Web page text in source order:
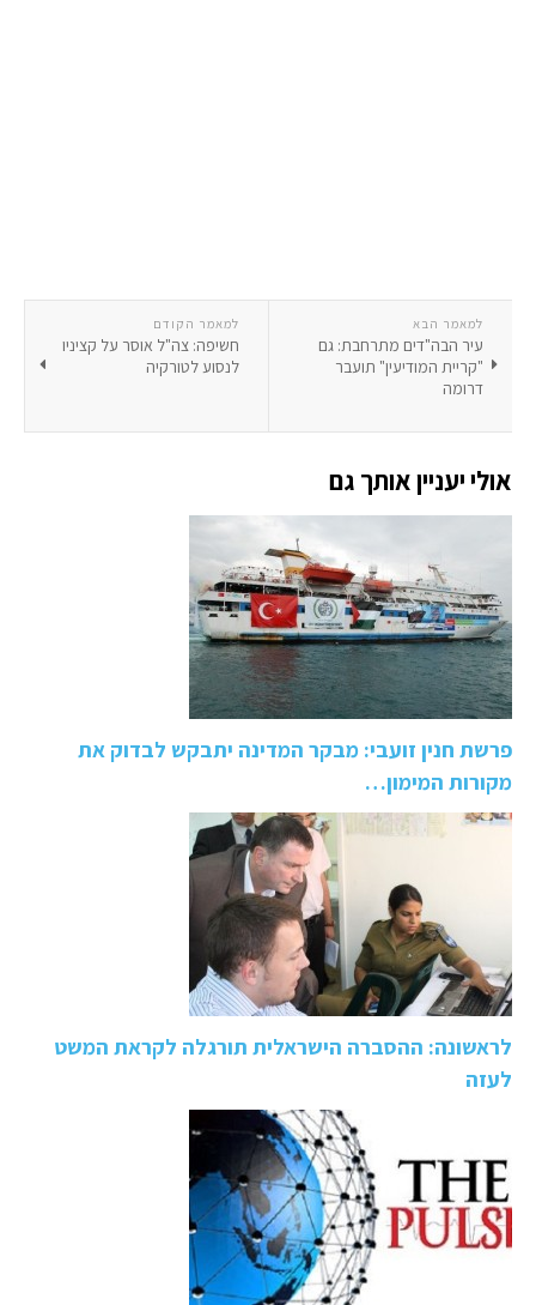
למאמר הקודם
חשיפה: צה"ל אוסר על קציניו
לנסוע לטורקיה
למאמר הבא
עיר הבה"דים מתרחבת: גם
"קריית המודיעין" תועבר
דרומה
אולי יעניין אותך גם
פרשת חנין זועבי: מבקר המדינה יתבקש לבדוק את
מקורות המימון…
לראשונה: ההסברה הישראלית תורגלה לקראת המשט
לעזה